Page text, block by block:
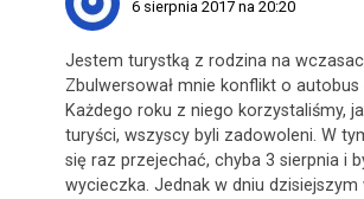
6 sierpnia 2017 na 20:20
Jestem turystką z rodzina na
Zbulwersował mnie konflikt o autobus
Każdego roku z niego korzystaliśmy,
turyści, wszyscy byli zadowoleni. W
się raz przejechać, chyba 3 sierpnia i
wycieczka. Jednak w dniu dzisiejszym